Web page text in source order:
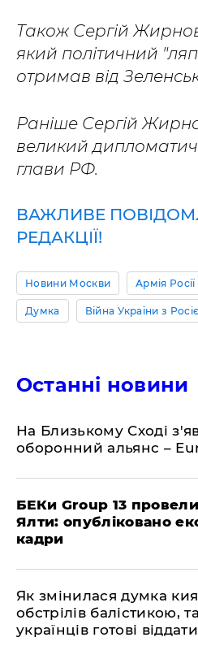
Також Сергій
який політичний
отримав від
Раніше Сергій
великий
глави РФ.
ВАЖЛИВЕ
РЕДАКЦІЇ!
Новини Москви Армія Росії
Думка Війна України з
Останні новини
На Близькому Сході
оборонний альянс –
БЕКи Group 13
Ялти: опубліковано
кадри
Як змінилася думка
обстрілів балістикою,
українців готові